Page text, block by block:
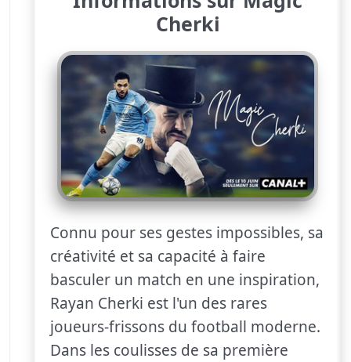
Cherki
Connu pour ses gestes impossibles, sa
créativité et sa capacité à faire
basculer un match en une inspiration,
Rayan Cherki est l'un des rares
joueurs-frissons du football moderne.
Dans les coulisses de sa première